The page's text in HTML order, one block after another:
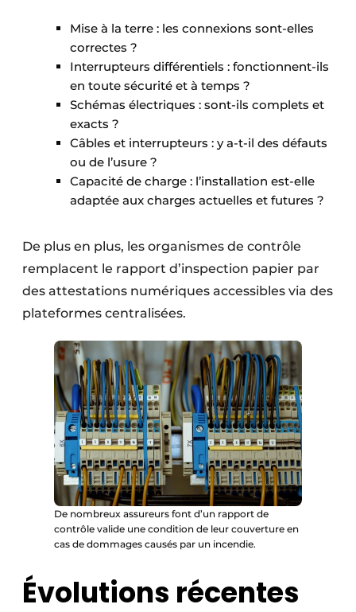
Mise à la terre : les connexions sont-elles
correctes ?
Interrupteurs différentiels : fonctionnent-ils
en toute sécurité et à temps ?
Schémas électriques : sont-ils complets et
exacts ?
Câbles et interrupteurs : y a-t-il des défauts
ou de l’usure ?
Capacité de charge : l’installation est-elle
adaptée aux charges actuelles et futures ?
De plus en plus, les organismes de contrôle
remplacent le rapport d’inspection papier par
des attestations numériques accessibles via des
plateformes centralisées.
De nombreux assureurs font d’un rapport de
contrôle valide une condition de leur couverture en
cas de dommages causés par un incendie.
Évolutions récentes